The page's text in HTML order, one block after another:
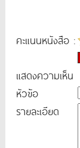
คะแนนหนังสือ :
แสดงความเห็น
หัวข้อ
รายละเอียด